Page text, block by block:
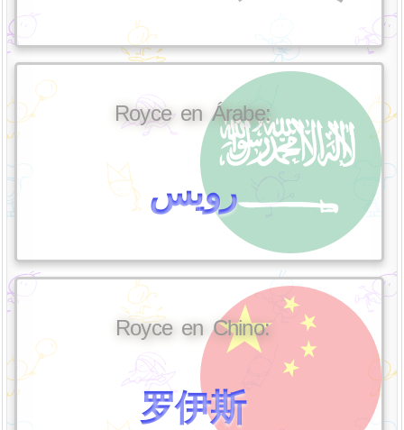
Royce en Árabe:
رويس
Royce en Chino:
罗伊斯